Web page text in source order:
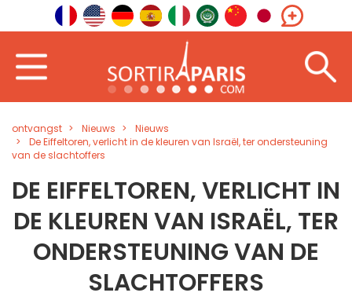
ontvangst Nieuws
Nieuws
De Eiffeltoren, verlicht in de kleuren van Israël, ter ondersteuning
van de slachtoffers
DE EIFFELTOREN, VERLICHT IN
DE KLEUREN VAN ISRAËL, TER
ONDERSTEUNING VAN DE
SLACHTOFFERS